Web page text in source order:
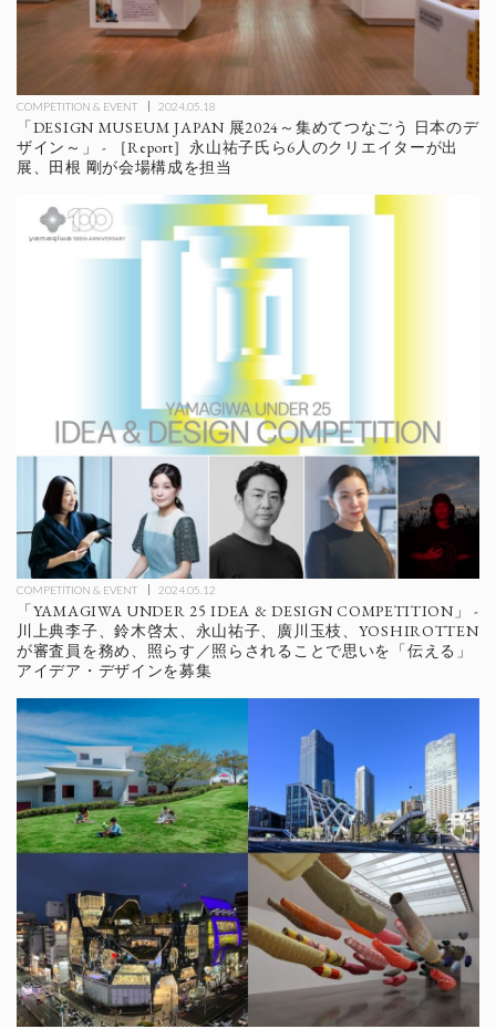
COMPETITION & EVENT 2024.05.18
「DESIGN MUSEUM JAPAN 展2024～集めてつなごう 日本のデ
ザイン～」 - ［Report］永山祐子氏ら6人のクリエイターが出
展、田根 剛が会場構成を担当
COMPETITION & EVENT 2024.05.12
「YAMAGIWA UNDER 25 IDEA & DESIGN COMPETITION」 -
川上典李子、鈴木啓太、永山祐子、廣川玉枝、YOSHIROTTEN
が審査員を務め、照らす／照らされることで思いを「伝える」
アイデア・デザインを募集